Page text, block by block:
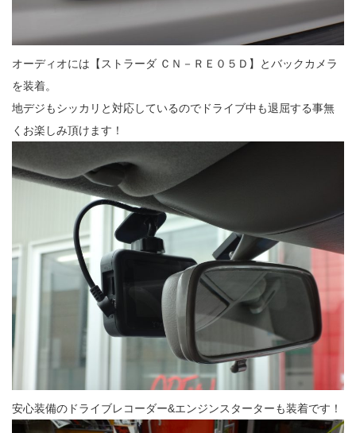
オーディオには【ストラーダ ＣＮ－ＲＥ０５Ｄ】とバックカメラ
を装着。
地デジもシッカリと対応しているのでドライブ中も退屈する事無
くお楽しみ頂けます！
安心装備のドライブレコーダー&エンジンスターターも装着です！